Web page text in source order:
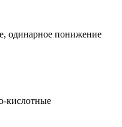
одинарное понижение
кислотные